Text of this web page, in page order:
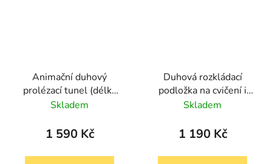
Animační duhový
prolézací tunel (délka
4,2 m, průměr otvoru
Skladem
1 590 Kč
Duhová rozkládací
podložka na cvičení i
zábavu (198x74x4 cm)
Skladem
1 190 Kč